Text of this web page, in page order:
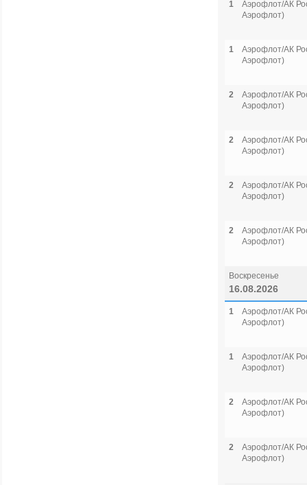
1
Аэрофлот/АК
Аэрофлот)
1
Аэрофлот/АК
Аэрофлот)
2
Аэрофлот/АК
Аэрофлот)
2
Аэрофлот/АК
Аэрофлот)
2
Аэрофлот/АК
Аэрофлот)
2
Аэрофлот/АК
Аэрофлот)
Воскресенье
16.08.2026
1
Аэрофлот/АК
Аэрофлот)
1
Аэрофлот/АК
Аэрофлот)
2
Аэрофлот/АК
Аэрофлот)
2
Аэрофлот/АК
Аэрофлот)